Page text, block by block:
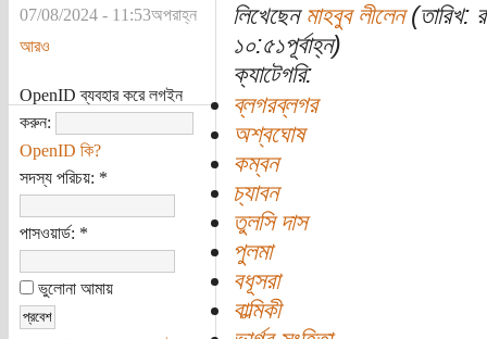
07/08/2024 - 11:53অপরাহ্ন
আরও
OpenID ব্যবহার করে লগইন
করুন:
OpenID কি?
সদস্য পরিচয়: *
পাসওয়ার্ড: *
ভুলোনা আমায়
লিখেছেন মাহবুব লীলেন(তারিখ:
১০:৫১পূর্বাহ্ন)
ক্যাটেগরি:
ব্লগরব্লগর
অশ্বঘোষ
কম্বন
চ্যাবন
তুলসি দাস
পুলমা
বধূসরা
বাল্মিকী